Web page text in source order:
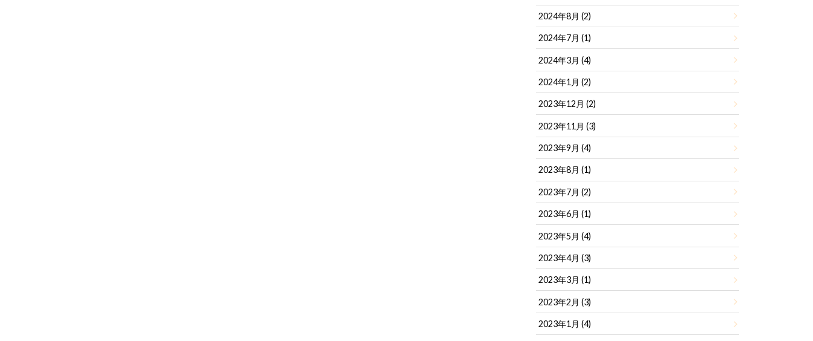
2024年8月 (2)
2024年7月 (1)
2024年3月 (4)
2024年1月 (2)
2023年12月 (2)
2023年11月 (3)
2023年9月 (4)
2023年8月 (1)
2023年7月 (2)
2023年6月 (1)
2023年5月 (4)
2023年4月 (3)
2023年3月 (1)
2023年2月 (3)
2023年1月 (4)